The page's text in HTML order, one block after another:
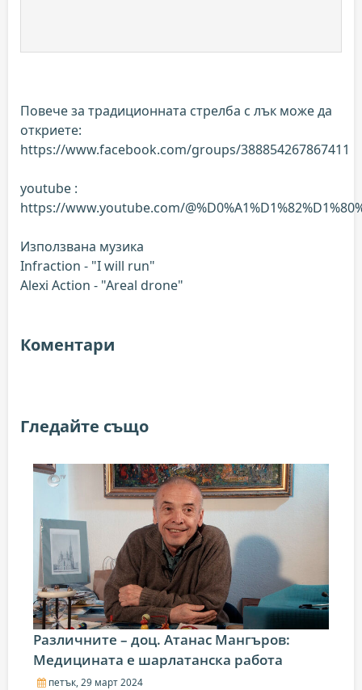
Повече за традиционната стрелба с лък може да
откриете:
https://www.facebook.com/groups/388854267867411
youtube :
https://www.youtube.com/
Използвана музика
Infraction - "I will run"
Alexi Action - "Areal drone"
Коментари
Гледайте също
Различните – доц. Атанас Мангъров:
Медицината е шарлатанска работа
петък, 29 март 2024